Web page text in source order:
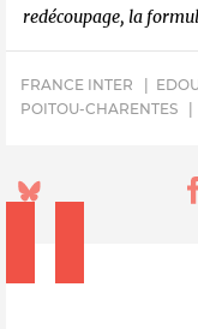
redécoupage, la
FRANCE INTER
POITOU-CHARENTES